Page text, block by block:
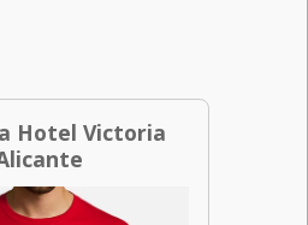
Hotel Victoria